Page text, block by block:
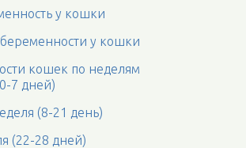
у кошки
у кошки
кошек по неделям
7 дней)
(8-21 день)
(22-28 дней)